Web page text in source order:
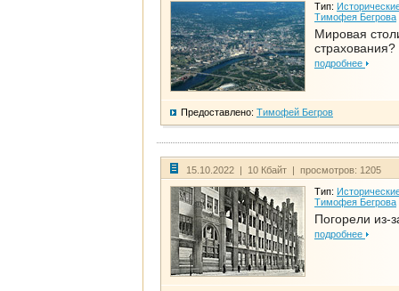
Тип:
Тимофея Бегрова
Мировая
страхования?
подробнее
Предоставлено: Тимофей Бегров
15.10.2022 | 10 Кбайт | просмотров: 1205
Тип:
Тимофея Бегрова
Погорели из-
подробнее